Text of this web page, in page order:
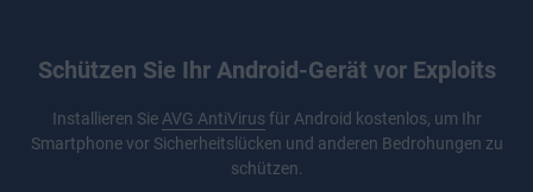
Schützen Sie Ihr Android-Gerät vor Exploits
Installieren Sie AVG AntiVirusfür Android kostenlos, um Ihr
Smartphone vor Sicherheitslücken und anderen Bedrohungen zu
schützen.